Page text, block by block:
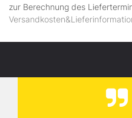
zur Berechnung des